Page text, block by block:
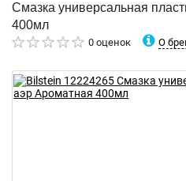
Смазка универсальная
400мл
0 оценок О